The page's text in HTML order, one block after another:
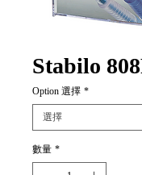
Stabilo
Option 選擇 *
數量 *